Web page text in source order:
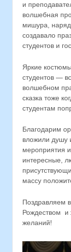
и
волшебная
мишура,
создавало
студентов и
Яркие
студентов —
волшебном
сказка тоже
студентам
Благодарим
вложили душу
мероприятия и
интересные,
массу
Поздравляем
Рождеством и
желаний!